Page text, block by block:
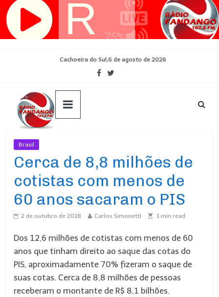
Pular
para
Cachoeira do Sul,6 de agosto de 2026
Brasil
Cerca de 8,8 milhões de
cotistas com menos de
60 anos sacaram o PIS
2 de outubro de 2018 Carlos Simonetti 1 min read
Dos 12,6 milhões de cotistas com menos de 60
anos que tinham direito ao saque das cotas do
PIS, aproximadamente 70% fizeram o saque de
suas cotas. Cerca de 8,8 milhões de pessoas
receberam o montante de R$ 8,1 bilhões.